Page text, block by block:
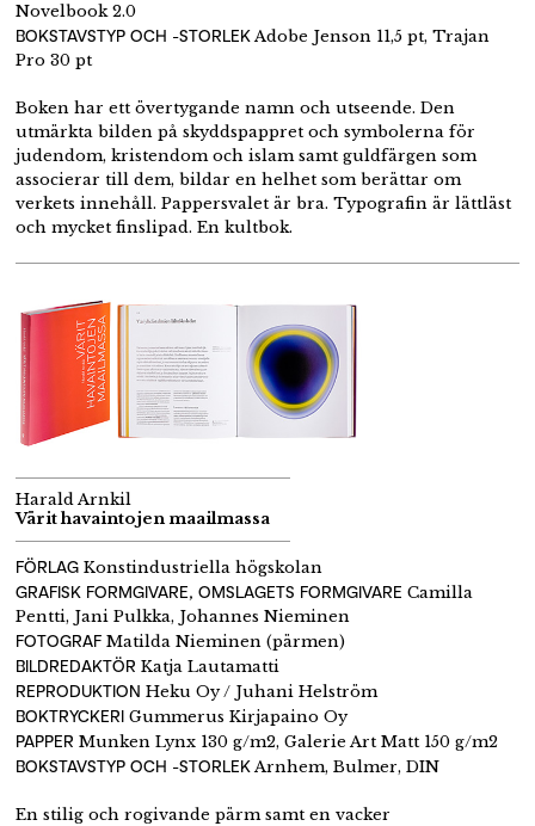
Novelbook 2.0
BOKSTAVSTYP OCH -STORLEKAdobe Jenson 11,5 pt, Trajan
Pro 30 pt
Boken har ett övertygande namn och utseende. Den
utmärkta bilden på skyddspappret och symbolerna för
judendom, kristendom och islam samt guldfärgen som
associerar till dem, bildar en helhet som berättar om
verkets innehåll. Pappersvalet är bra. Typografin är lättläst
och mycket finslipad. En kultbok.
Harald Arnkil
Värit havaintojen maailmassa
FÖRLAG Konstindustriella högskolan
GRAFISK FORMGIVARE, OMSLAGETS FORMGIVARE Camilla
Pentti, Jani Pulkka, Johannes Nieminen
FOTOGRAF Matilda Nieminen (pärmen)
BILDREDAKTÖR Katja Lautamatti
REPRODUKTION Heku Oy / Juhani Helström
BOKTRYCKERI Gummerus Kirjapaino Oy
PAPPER Munken Lynx 130 g/m2, Galerie Art Matt 150 g/m2
BOKSTAVSTYP OCH -STORLEKArnhem, Bulmer, DIN
En stilig och rogivande pärm samt en vacker